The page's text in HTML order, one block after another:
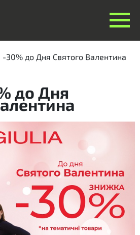
-30% до Дня Святого Валентина
до Дня